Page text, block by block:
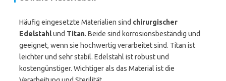
Häufig eingesetzte Materialien sind chirurgischer
Edelstahlund Titan. Beide sind korrosionsbeständig und
geeignet, wenn sie hochwertig verarbeitet sind. Titan ist
leichter und sehr stabil. Edelstahl ist robust und
kostengünstiger. Wichtiger als das Material ist die